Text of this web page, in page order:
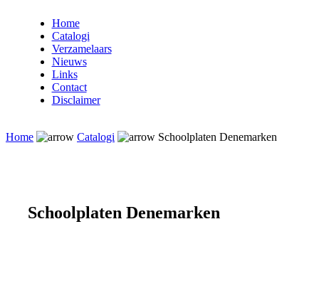
Home
Catalogi
Verzamelaars
Nieuws
Links
Contact
Disclaimer
Home Catalogi Schoolplaten Denemarken
Schoolplaten Denemarken